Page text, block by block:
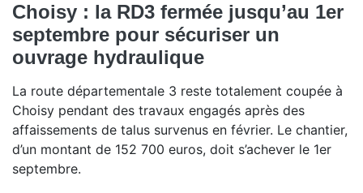
Choisy : la RD3 fermée jusqu’au 1er
septembre pour sécuriser un
ouvrage hydraulique
La route départementale 3 reste totalement coupée à
Choisy pendant des travaux engagés après des
affaissements de talus survenus en février. Le chantier,
d’un montant de 152 700 euros, doit s’achever le 1er
septembre.